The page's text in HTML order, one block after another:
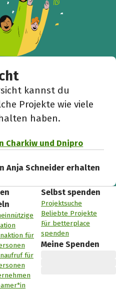
kannst du
Projekte wie viele
haben.
Charkiw und Dnipro
Anja Schneider erhalten
für
für
Selbst spenden
Projektsuche
Beliebte Projekte
Für betterplace
spenden
Meine Spenden